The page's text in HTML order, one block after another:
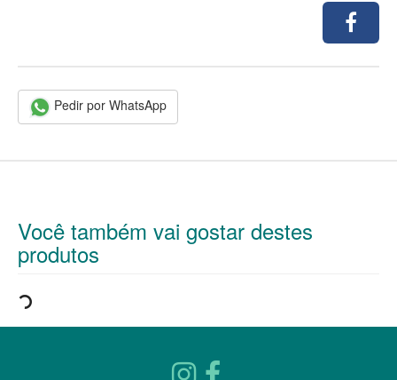
Pedir por WhatsApp
Você também vai gostar destes
produtos